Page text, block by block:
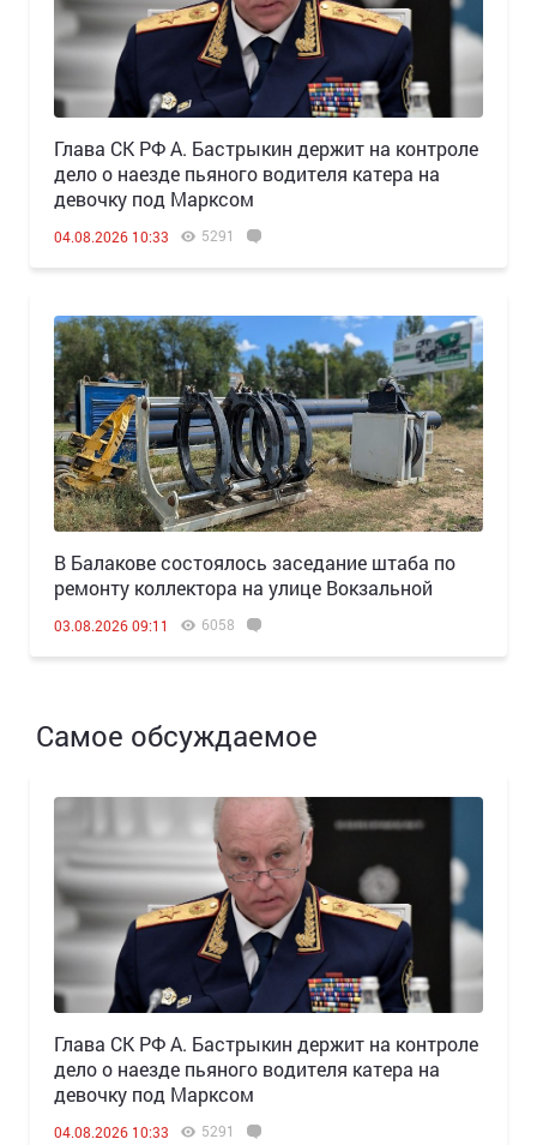
Глава СК РФ А. Бастрыкин держит на контроле
дело о наезде пьяного водителя катера на
девочку под Марксом
04.08.2026 10:33 5291
В Балакове состоялось заседание штаба по
ремонту коллектора на улице Вокзальной
03.08.2026 09:11 6058
Самое обсуждаемое
Глава СК РФ А. Бастрыкин держит на контроле
дело о наезде пьяного водителя катера на
девочку под Марксом
04.08.2026 10:33 5291